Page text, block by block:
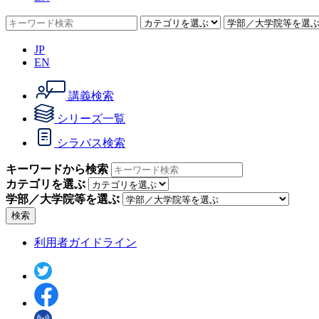
JP
EN
講義検索
シリーズ一覧
シラバス検索
キーワードから検索
カテゴリを選ぶ
学部／大学院等を選ぶ
検索
利用者ガイドライン